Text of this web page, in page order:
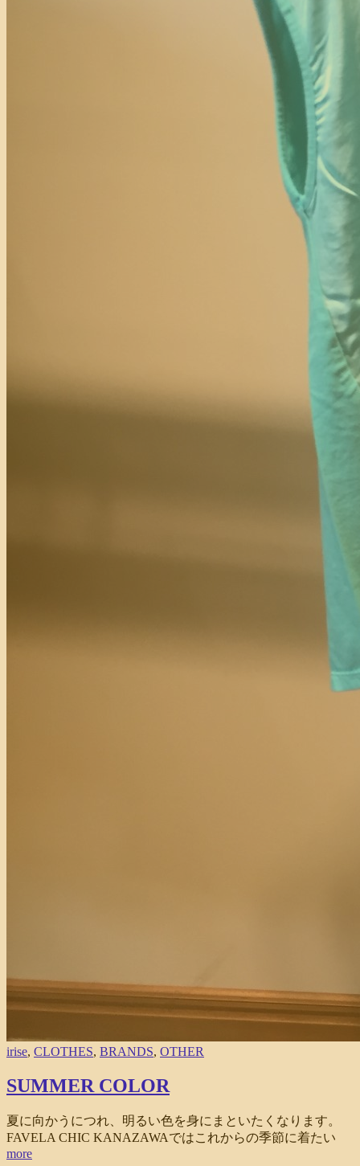
irise, CLOTHES, BRANDS, OTHER
SUMMER COLOR
夏に向かうにつれ、明るい色を身にまといたくなります。
FAVELA CHIC KANAZAWAではこれからの季節に着たい
more